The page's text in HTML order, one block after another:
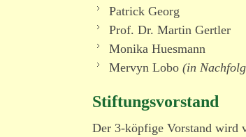
Patrick Georg
Prof. Dr. Martin Gertler
Monika Huesmann
Mervyn Lobo (in
Stiftungsvorstand
Der 3-köpfige Vorstand wird